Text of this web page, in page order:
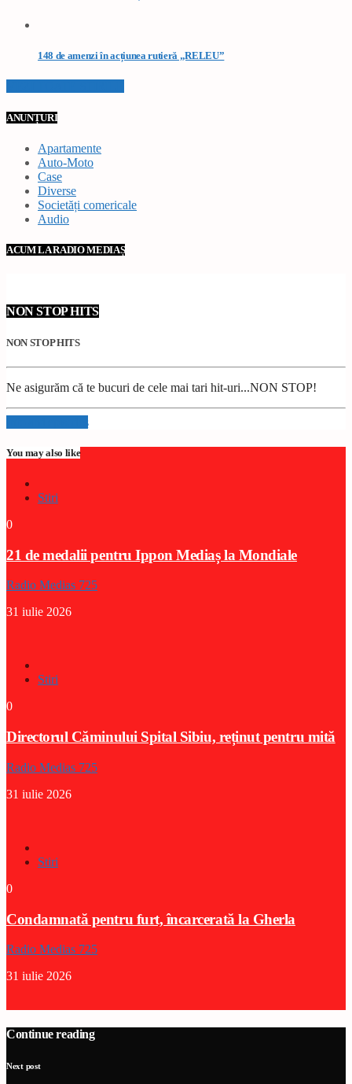
148 de amenzi în acțiunea rutieră „RELEU”
ANUNȚURI
Apartamente
Auto-Moto
Case
Diverse
Societăți comericale
Audio
ACUM LA RADIO MEDIAȘ
NON STOP HITS
NON STOP HITS
Ne asigurăm că te bucuri de cele mai tari hit-uri...NON STOP!
Info and episodes
You may also like
Stiri
0
21 de medalii pentru Ippon Mediaș la Mondiale
Radio Medias 725
31 iulie 2026
Stiri
0
Directorul Căminului Spital Sibiu, reținut pentru mită
Radio Medias 725
31 iulie 2026
Stiri
0
Condamnată pentru furt, încarcerată la Gherla
Radio Medias 725
31 iulie 2026
Continue reading
Next post